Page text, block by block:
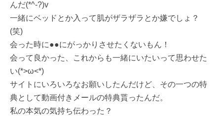
んだ(*^-?)v
一緒にベッドとか入って肌がザラザラとか嫌でしょ？
(笑)
会った時に●●にがっかりさせたくないもん！
会って良かった、これからも一緒にいたいって思わせた
い(*>ω<*)
サイトにいろいろなお願いしたんだけど、その一つの特
典として動画付きメールの特典貰ったんだ。
私の本気の気持ち伝わった？